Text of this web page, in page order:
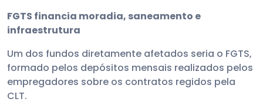
FGTS financia moradia, saneamento e
infraestrutura
Um dos fundos diretamente afetados seria o FGTS,
formado pelos depósitos mensais realizados pelos
empregadores sobre os contratos regidos pela
CLT.